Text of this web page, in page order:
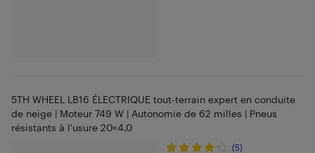
5TH WHEEL LB16 ÉLECTRIQUE tout-terrain expert en conduite
de neige | Moteur 749 W | Autonomie de 62 milles | Pneus
résistants à l'usure 20×4,0
(5)